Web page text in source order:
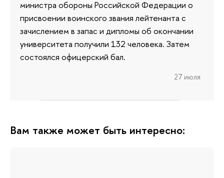
министра обороны Российской Федерации о
присвоении воинского звания лейтенанта с
зачислением в запас и дипломы об окончании
университета получили 132 человека. Затем
состоялся офицерский бал.
27 июля
Вам также может быть интересно: